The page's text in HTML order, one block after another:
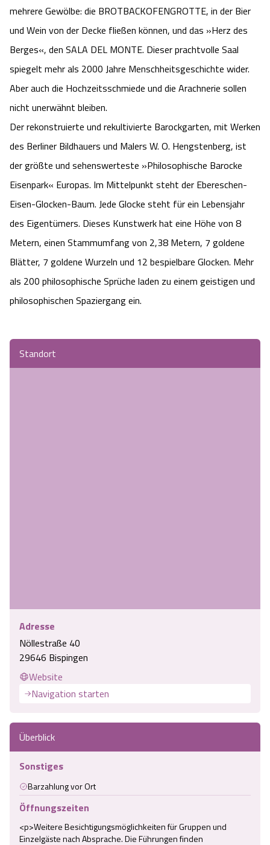
Shop
Angebote
Kontakt
Urlaub auf dem Bauernhof
Landschaftsführungen
Veranstaltungen
Battle Kart Bispingen
Adventure District Bispingen
Unterkünfte
Ausflugsziele
mehrere Gewölbe: die BROTBACKOFENGROTTE, in der Bier
und Wein von der Decke fließen können, und das »Herz des
Berges«, den SALA DEL MONTE. Dieser prachtvolle Saal
spiegelt mehr als 2000 Jahre Menschheitsgeschichte wider.
Aber auch die Hochzeitsschmiede und die Arachnerie sollen
nicht unerwähnt bleiben.
Der rekonstruierte und rekultivierte Barockgarten, mit Werken
des Berliner Bildhauers und Malers W. O. Hengstenberg, ist
der größte und sehenswerteste »Philosophische Barocke
Eisenpark« Europas. Im Mittelpunkt steht der Ebereschen-
Eisen-Glocken-Baum. Jede Glocke steht für ein Lebensjahr
des Eigentümers. Dieses Kunstwerk hat eine Höhe von 8
Metern, einen Stammumfang von 2,38 Metern, 7 goldene
Blätter, 7 goldene Wurzeln und 12 bespielbare Glocken. Mehr
als 200 philosophische Sprüche laden zu einem geistigen und
philosophischen Spaziergang ein.
Standort
Adresse
Nöllestraße 40
29646 Bispingen
Website
Navigation starten
Überblick
Sonstiges
Barzahlung vor Ort
Öffnungszeiten
<p>Weitere Besichtigungsmöglichkeiten für Gruppen und
Einzelgäste nach Absprache. Die Führungen finden